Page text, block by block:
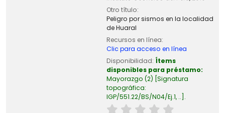
Otro título:
Peligro por sismos en la localidad
de Huaral
Recursos en línea:
Clic para acceso en línea
Disponibilidad: Ítems
disponibles para préstamo:
Mayorazgo (2) Signatura
topográfica:
IGP/551.22/BS/N04/Ej.1, .. .